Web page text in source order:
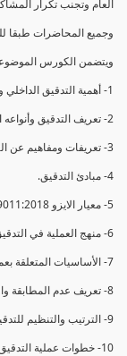
العام وتجنب تكرار
وجميع المحاضرات طبقا
ويتضمن الكورس
1- أهمية التدقيق الداخلي وتعريفه.
2- تعريف التدقيق وأنواعه الرئيسية.
3- تعريفات ومفاهيم عن التدقيق الداخلي.
4- مبادئ التدقيق.
5- معيار الايزو 19011:2018.
6- منهج العملية في التدقيق الداخلي.
7- الأساسيات المتعلقة بعملية التدقيق الداخلي.
8- تعريف عدم المطابقة والملاحظات.
9- الترتيب والتنظيم للتدقيق الداخلي.
10- خطوات عملية التدقيق الداخلي.